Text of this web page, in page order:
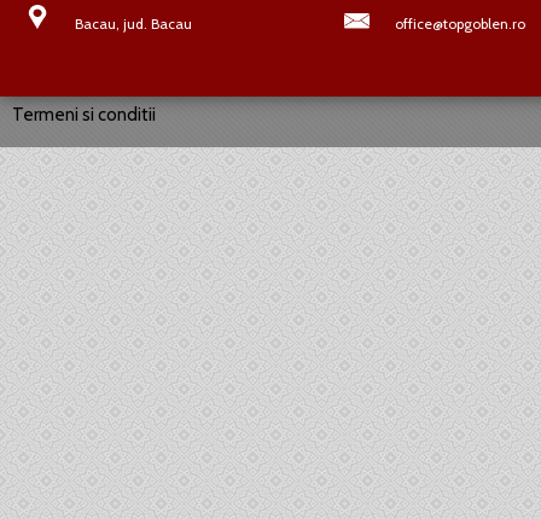
Bacau, jud. Bacau office@topgoblen.ro
Termeni si conditii